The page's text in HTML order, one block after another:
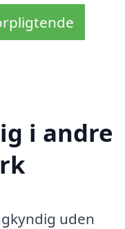
i andre
uden